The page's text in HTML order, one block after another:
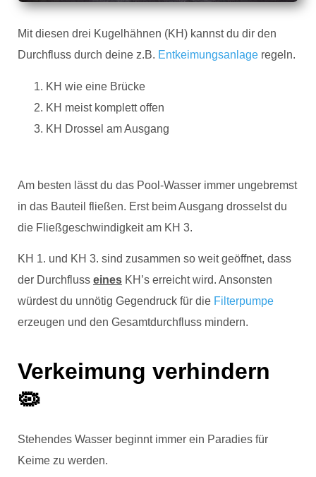
Mit diesen drei Kugelhähnen (KH) kannst du dir den
Durchfluss durch deine z.B. Entkeimungsanlage regeln.
KH wie eine Brücke
KH meist komplett offen
KH Drossel am Ausgang
Am besten lässt du das Pool-Wasser immer ungebremst
in das Bauteil fließen. Erst beim Ausgang drosselst du
die Fließgeschwindigkeit am KH 3.
KH 1. und KH 3. sind zusammen so weit geöffnet, dass
der Durchfluss eines KH’s erreicht wird. Ansonsten
würdest du unnötig Gegendruck für die Filterpumpe
erzeugen und den Gesamtdurchfluss mindern.
Verkeimung verhindern
🦠
Stehendes Wasser beginnt immer ein Paradies für
Keime zu werden.